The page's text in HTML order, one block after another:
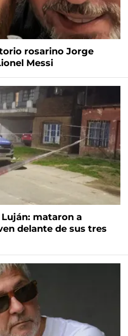
rosarino Jorge
Messi
mataron a
delante de sus tres